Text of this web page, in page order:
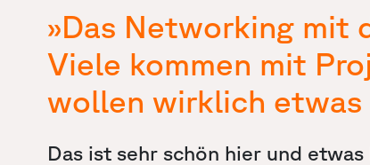
»Das Networking mit
Viele kommen mit
wollen wirklich etwas
Das ist sehr schön hier und